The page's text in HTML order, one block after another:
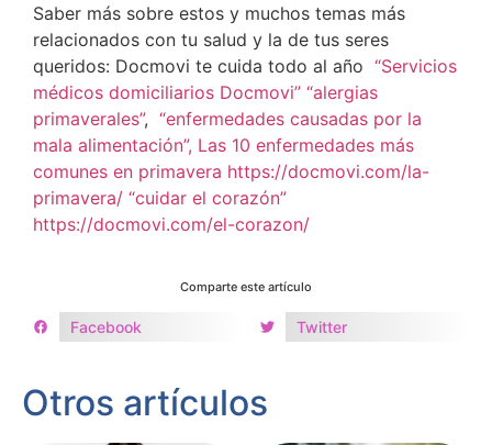
Saber más sobre estos y muchos temas más
relacionados con tu salud y la de tus seres
queridos: Docmovi te cuida todo al año “Servicios
médicos domiciliarios Docmovi” “alergias
primaverales”, “enfermedades causadas por la
mala alimentación”, Las 10 enfermedades más
comunes en primavera https://docmovi.com/la-
primavera/ “cuidar el corazón”
https://docmovi.com/el-corazon/
Comparte este artículo
Facebook Twitter
Otros artículos